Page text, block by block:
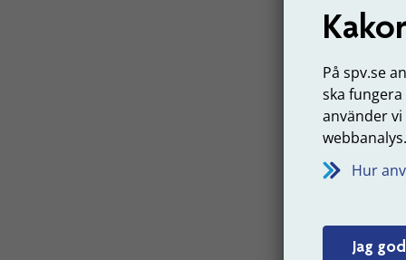
På spv.se
ska
använder
Hur
Jag